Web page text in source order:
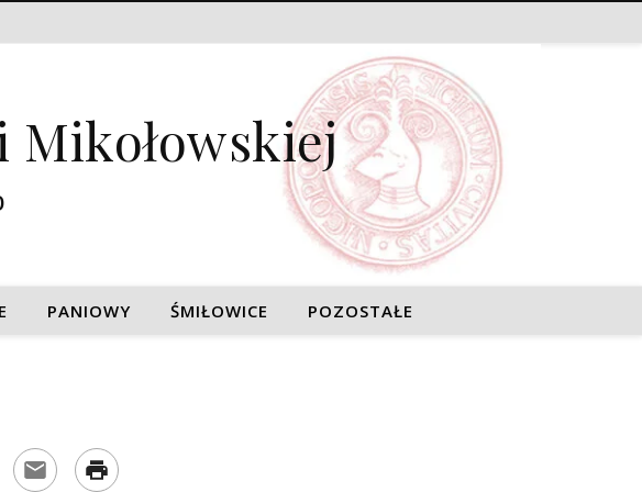
Mikołowskiej
PANIOWY ŚMIŁOWICE POZOSTAŁE